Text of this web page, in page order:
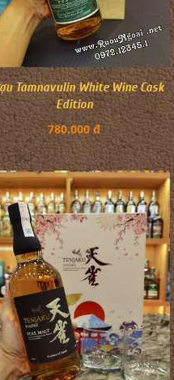
Tamnavulin White Wine Cask
Edition
780.000 đ